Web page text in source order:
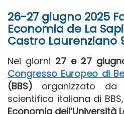
26-27 giugno 2025
Economia de La
Castro Laurenziano
Nei giorni 27 e 27
Congresso Europeo di
(BBS) organizzato
scientifica italiana di
Economia dell’Università